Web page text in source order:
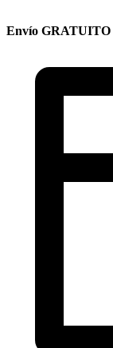
Envío GRATUITO